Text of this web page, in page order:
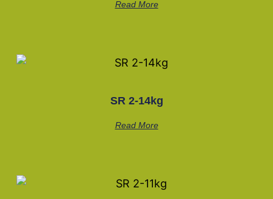
Read More
SR 2-14kg
Read More